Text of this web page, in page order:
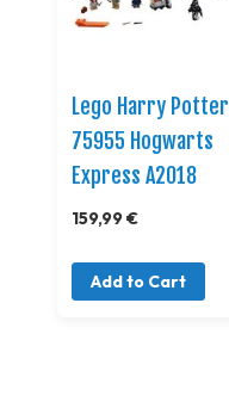
Lego Harry Potter
75955 Hogwarts
Express A2018
159,99 €
Add to Cart